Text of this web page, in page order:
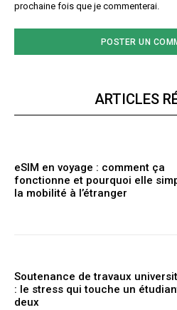
prochaine fois que je commenterai.
ARTICLES
eSIM en voyage : comment ça
fonctionne et pourquoi elle
la mobilité à l’étranger
Soutenance de travaux
: le stress qui touche un
deux